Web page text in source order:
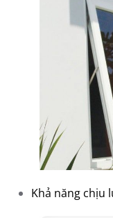
Khả năng chịu